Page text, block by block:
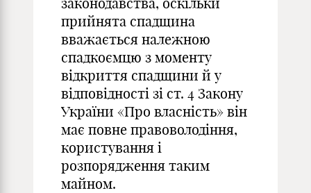
прийнята спадщина
вважається належною
спадкоємцю з моменту
відкриття спадщини й у
відповідності зі ст. 4 Закону
України «Про власність» він
має повне правоволодіння,
користування і
розпорядження таким
майном.